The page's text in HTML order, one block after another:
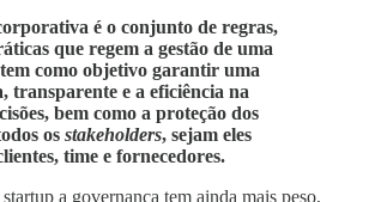
é o conjunto de regras,
que regem a gestão de uma
como objetivo garantir uma
transparente e a eficiência na
bem como a proteção dos
os stakeholders, sejam eles
time e fornecedores.
a governança tem ainda mais peso,